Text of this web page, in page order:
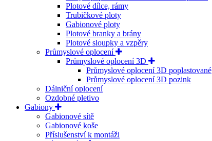
Plotové dílce, rámy
Trubičkové ploty
Gabionové ploty
Plotové branky a brány
Plotové sloupky a vzpěry
Průmyslové oplocení
Průmyslové oplocení 3D
Průmyslové oplocení 3D poplastované
Průmyslové oplocení 3D pozink
Dálniční oplocení
Ozdobné pletivo
Gabiony
Gabionové sítě
Gabionové koše
Příslušenství k montáži